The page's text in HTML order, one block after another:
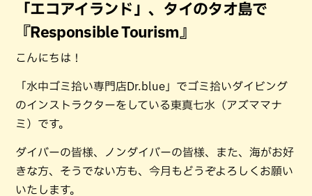
「エコアイランド」、タイのタオ島で
『Responsible Tourism』
こんにちは！
「水中ゴミ拾い専門店Dr.blue」でゴミ拾いダイビング
のインストラクターをしている東真七水（アズママナ
ミ）です。
ダイバーの皆様、ノンダイバーの皆様、また、海がお好
きな方、そうでない方も、今月もどうぞよろしくお願い
いたします。